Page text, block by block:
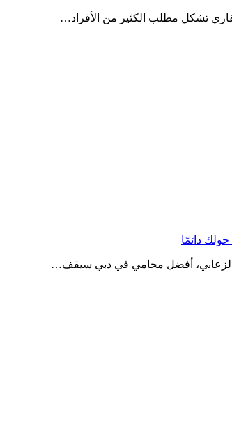
تشكل مطلب الكثير من الأفراد…
أفضل محامي في دبي سيقف…